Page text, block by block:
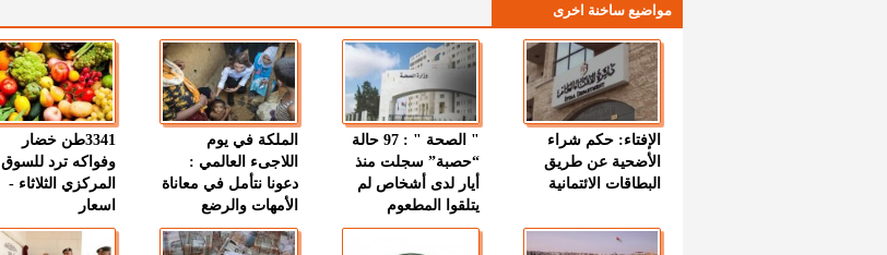
مواضيع ساخنة اخرى
الإفتاء: حكم شراء
الأضحية عن طريق
البطاقات الائتمانية
" الصحة " : 97 حالة
“حصبة” سجلت منذ
أيار لدى أشخاص لم
يتلقوا المطعوم
الملكة في يوم
اللاجىء العالمي :
دعونا نتأمل في معاناة
الأمهات والرضع
3341طن خضار
وفواكه ترد للسوق
المركزي الثلاثاء -
اسعار